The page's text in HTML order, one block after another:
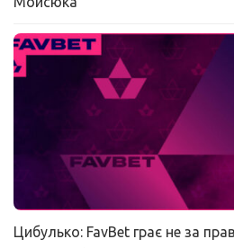
Цибулько: FavBet грає не за